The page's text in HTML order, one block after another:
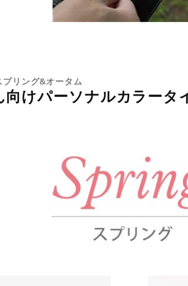
リング&オータム
向けパーソナルカラータ